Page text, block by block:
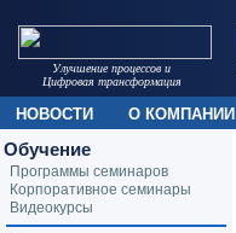
Обучение
Программы семинаров
Корпоративное семинары
Видеокурсы
Улучшение процессов и
Цифровая трансформация
НОВОСТИ О КОМПАНИИ